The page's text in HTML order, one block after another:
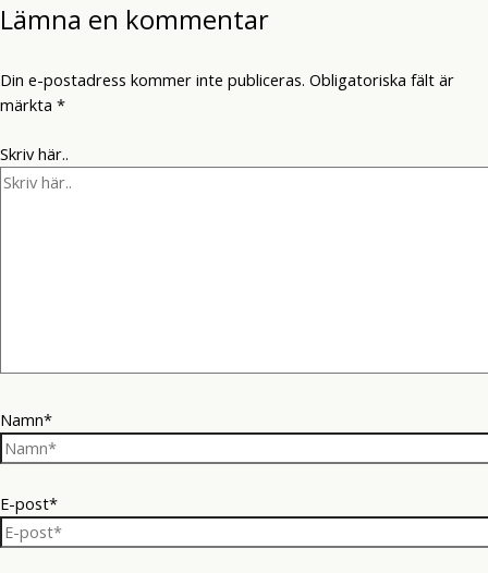
Lämna en kommentar
Din e-postadress kommer inte publiceras. Obligatoriska fält är
märkta *
Skriv här..
Namn*
E-post*